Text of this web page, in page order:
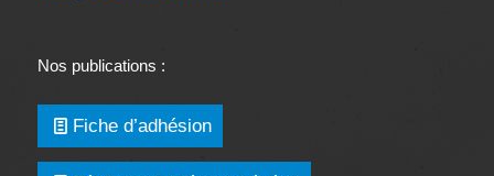
Nos publications :
Fiche d’adhésion